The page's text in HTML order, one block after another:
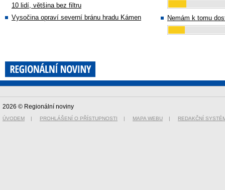
10 lidí, většina bez filtru
Vysočina opraví severní bránu hradu Kámen
Nemám k tomu
2026 © Regionální noviny
ÚVODEM | PROHLÁŠENÍ O PŘÍSTUPNOSTI | MAPA WEBU | REDAKČNÍ